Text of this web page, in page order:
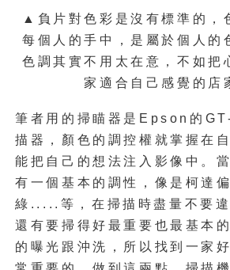
▲負片對色彩是沒有標準的，
每個人的手中，是屬於個人的
色調其實不用太在意，不如把
家適合自己感覺的店
筆者用的掃瞄器是Epson的
描器，顏色的調控權就掌握在
能把自己的想法注入影像中。
有一個基本的調性，像是柯達
綠.....等，在掃描時盡量不要違
還有要掃得好最重要也最基本
的曝光跟沖洗，所以找到一家